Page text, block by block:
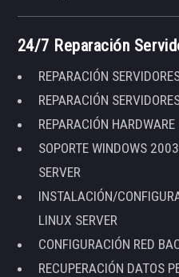
24/7 Reparación
REPARACIÓN
REPARACIÓN
REPARACIÓN
SOPORTE WINDOWS
SERVER
INSTALACIÓN/
LINUX SERVER
CONFIGURACIÓN RED
RECUPERACIÓN DATOS